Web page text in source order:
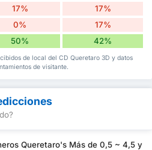
17% 17%
0% 17%
50% 42%
de local del CD Queretaro 3D y datos
de visitante.
Queretaro's Más de 0,5 ~ 4,5 y